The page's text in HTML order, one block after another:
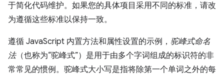
于简化代码维护。如果您的具体项目采用不同的标准，请改
为遵循这些标准以保持一致。
遵循 JavaScript 内置方法和属性设置的示例， 驼峰式命名
法（也称为“驼峰式”）是用于由多个字词组成的标识符的非
常常见的惯例。驼峰式大小写是指将除第一个单词之外的每